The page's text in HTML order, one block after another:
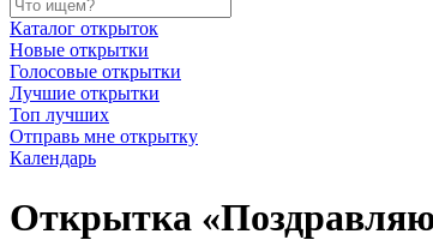
Каталог открыток
Новые открытки
Голосовые открытки
Лучшие открытки
Топ лучших
Отправь мне открытку
Календарь
Открытка